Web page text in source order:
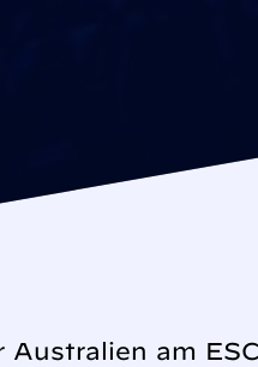
Australien am